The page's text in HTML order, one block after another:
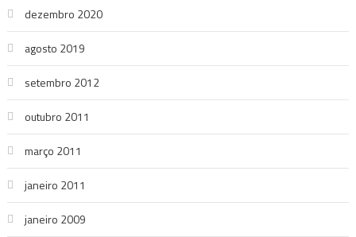
dezembro 2020
agosto 2019
setembro 2012
outubro 2011
março 2011
janeiro 2011
janeiro 2009